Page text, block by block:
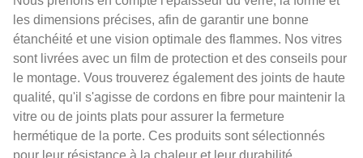
les dimensions précises, afin de garantir une bonne
étanchéité et une vision optimale des flammes. Nos vitres
sont livrées avec un film de protection et des conseils pour
le montage. Vous trouverez également des joints de haute
qualité, qu'il s'agisse de cordons en fibre pour maintenir la
vitre ou de joints plats pour assurer la fermeture
hermétique de la porte. Ces produits sont sélectionnés
pour leur résistance à la chaleur et leur durabilité.